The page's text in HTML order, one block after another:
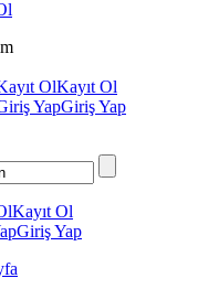
Kayıt Ol
Giriş Yap
Kayıt Ol
Giriş Yap